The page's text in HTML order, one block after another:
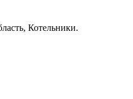
Котельники.